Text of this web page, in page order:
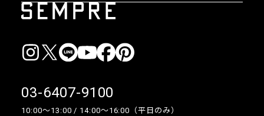
03-6407-9100
10:00〜13:00 / 14:00〜16:00（平日のみ）